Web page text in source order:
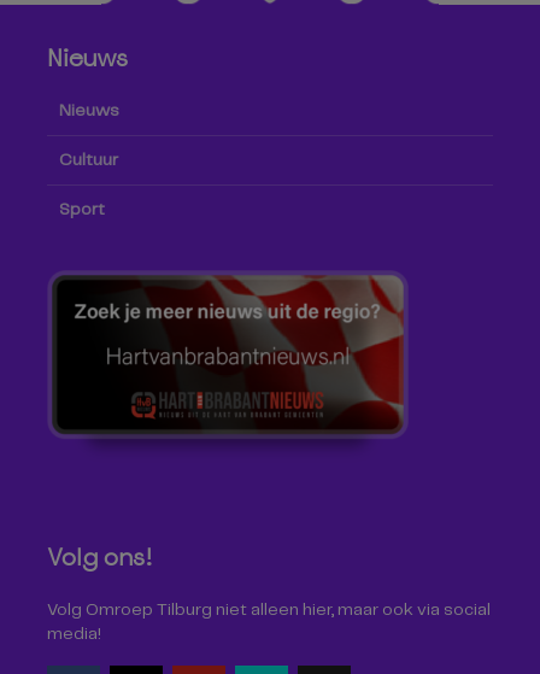
Nieuws
Nieuws
Cultuur
Sport
Volg ons!
Volg Omroep Tilburg niet alleen hier, maar ook via social
media!